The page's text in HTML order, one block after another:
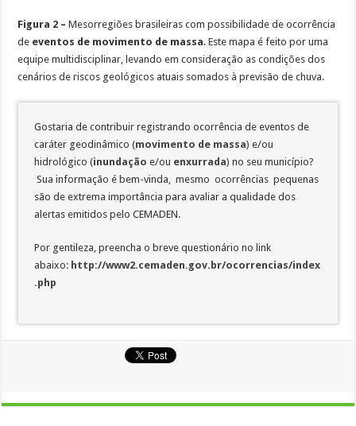
Figura 2 – Mesorregiões brasileiras com possibilidade de ocorrência
de eventos de movimento de massa. Este mapa é feito por uma
equipe multidisciplinar, levando em consideração as condições dos
cenários de riscos geológicos atuais somados à previsão de chuva.
Gostaria de contribuir registrando ocorrência de eventos de
caráter geodinâmico (movimento de massa) e/ou
hidrológico (inundaçãoe/ou enxurrada) no seu município?
Sua informação é bem-vinda, mesmo ocorrências pequenas
são de extrema importância para avaliar a qualidade dos
alertas emitidos pelo CEMADEN.
Por gentileza, preencha o breve questionário no link
abaixo: http://www2.cemaden.gov.br/ocorrencias/index
.php